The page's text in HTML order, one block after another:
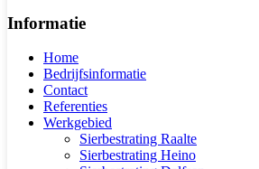
Informatie
Home
Bedrijfsinformatie
Contact
Referenties
Werkgebied
Sierbestrating Raalte
Sierbestrating Heino